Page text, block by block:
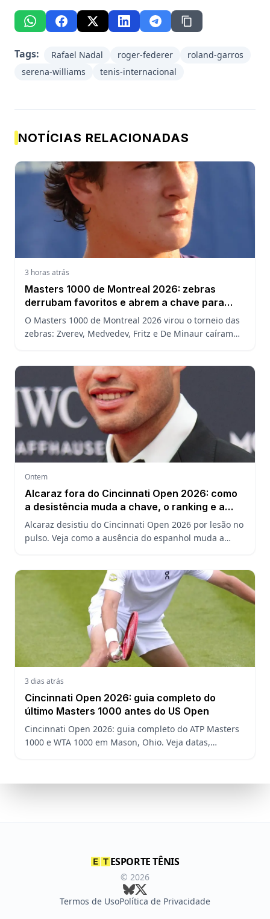
Tags: Rafael Nadal roger-federer
roland-garros
serena-williams
tenis-internacional
NOTÍCIAS RELACIONADAS
3 horas atrás
Masters 1000 de Montreal 2026: zebras
derrubam favoritos e abrem a chave para
João Fonseca
O Masters 1000 de Montreal 2026 virou o torneio das
zebras: Zverev, Medvedev, Fritz e De Minaur caíram
Ontem
Alcaraz fora do Cincinnati Open 2026: como
a desistência muda a chave, o ranking e a
defesa do US Open
Alcaraz desistiu do Cincinnati Open 2026 por lesão no
pulso. Veja como a ausência do espanhol muda a
3 dias atrás
Cincinnati Open 2026: guia completo do
último Masters 1000 antes do US Open
Cincinnati Open 2026: guia completo do ATP Masters
1000 e WTA 1000 em Mason, Ohio. Veja datas,
ESPORTE TÊNIS
© 2026
Termos de UsoPolítica de Privacidade